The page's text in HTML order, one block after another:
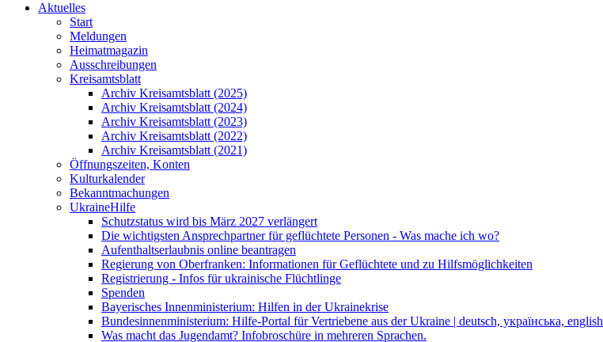
Aktuelles
Start
Meldungen
Heimatmagazin
Ausschreibungen
Kreisamtsblatt
Archiv Kreisamtsblatt (2025)
Archiv Kreisamtsblatt (2024)
Archiv Kreisamtsblatt (2023)
Archiv Kreisamtsblatt (2022)
Archiv Kreisamtsblatt (2021)
Öffnungszeiten, Konten
Kulturkalender
Bekanntmachungen
UkraineHilfe
Schutzstatus wird bis März 2027 verlängert
Die wichtigsten Ansprechpartner für geflüchtete Personen - Was mache ich wo?
Aufenthaltserlaubnis online beantragen
Regierung von Oberfranken: Informationen für Geflüchtete und zu Hilfsmöglichkeiten
Registrierung - Infos für ukrainische Flüchtlinge
Spenden
Bayerisches Innenministerium: Hilfen in der Ukrainekrise
Bundesinnenministerium: Hilfe-Portal für Vertriebene aus der Ukraine | deutsch, українська, english
Was macht das Jugendamt? Infobroschüre in mehreren Sprachen.